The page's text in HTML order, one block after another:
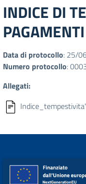
INDICE DI
Data di protocollo: 25/
Numero protocollo:
Allegati: